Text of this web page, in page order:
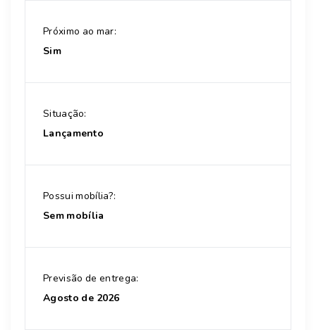
Próximo ao mar:
Sim
Situação:
Lançamento
Possui mobília?:
Sem mobília
Previsão de entrega:
Agosto de 2026